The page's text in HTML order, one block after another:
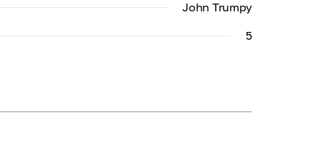
John Trumpy
5